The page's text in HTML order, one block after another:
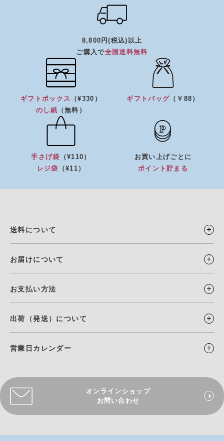
8,800円(税込)以上
ご購入で全国送料無料
ギフトボックス
（¥330）
のし紙 （無料）
ギフトバッグ （￥88）
手さげ袋
（¥110）
レジ袋
（¥11）
お買い上げごとに
ポイント貯まる
送料について
お届けについて
お支払い方法
出荷（発送）について
営業日カレンダー
オンラインショップ
お問い合わせ